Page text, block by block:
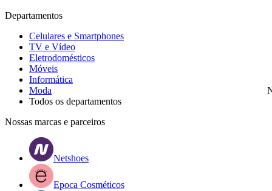
Departamentos
Celulares e Smartphones
TV e Vídeo
Eletrodomésticos
Móveis
Informática
Moda
Todos os departamentos
Nossas marcas e parceiros
Netshoes
Epoca Cosméticos